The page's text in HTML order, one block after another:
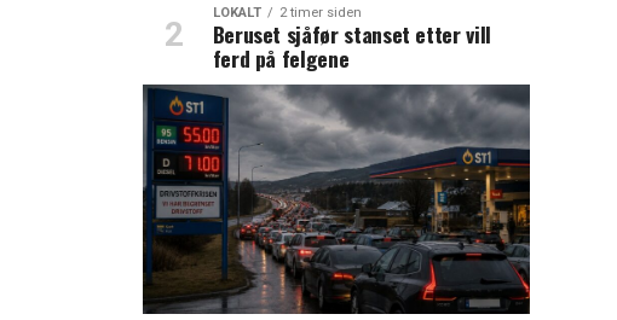
LOKALT 2 timer siden
Beruset sjåfør stanset etter vill
ferd på felgene